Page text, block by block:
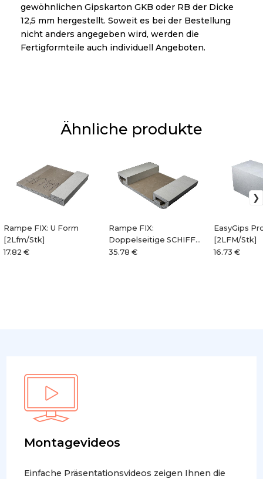
gewöhnlichen Gipskarton GKB oder RB der Dicke
12,5 mm hergestellt. Soweit es bei der Bestellung
nicht anders angegeben wird, werden die
Fertigformteile auch individuell Angeboten.
Ähnliche produkte
Rampe FIX: U Form
[2Lfm/Stk]
17.82 €
Rampe FIX:
Doppelseitige SCHIFF
Form [2Lfm/Stk]
35.78 €
EasyGips
[2LFM/Stk]
16.73 €
Montagevideos
Einfache Präsentationsvideos zeigen Ihnen die